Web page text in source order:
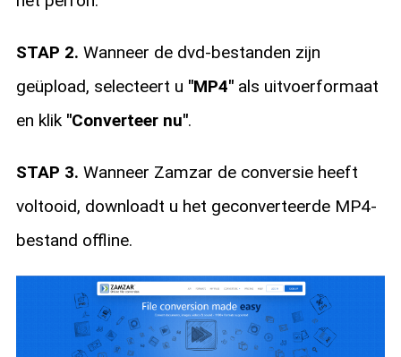
STAP 2. Wanneer de dvd-bestanden zijn
geüpload, selecteert u "MP4"als uitvoerformaat
en klik "Converteer nu".
STAP 3. Wanneer Zamzar de conversie heeft
voltooid, downloadt u het geconverteerde MP4-
bestand offline.